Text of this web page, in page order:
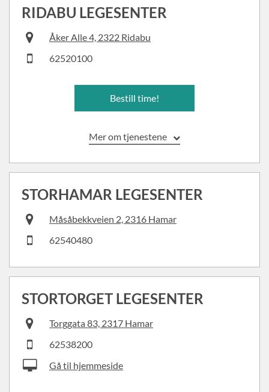
RIDABU LEGESENTER
Åker Alle 4, 2322 Ridabu
62520100
Bestill time!
Mer om tjenestene
STORHAMAR LEGESENTER
Måsåbekkveien 2, 2316 Hamar
62540480
STORTORGET LEGESENTER
Torggata 83, 2317 Hamar
62538200
Gå til hjemmeside